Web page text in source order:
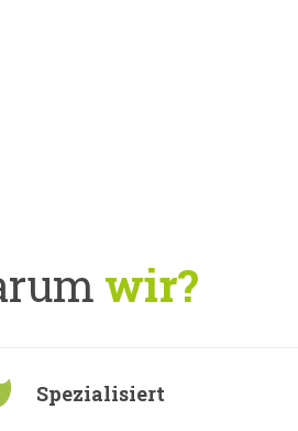
wir?
Spezialisiert